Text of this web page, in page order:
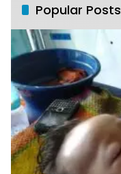
Popular Posts